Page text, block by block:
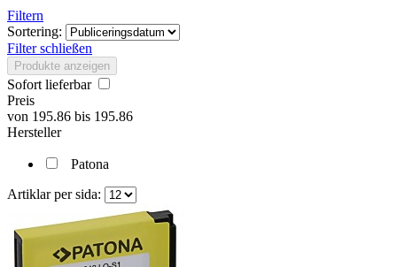
Filtern
Sortering:
Filter schließen
Produkte anzeigen
Sofort lieferbar
Preis
von 195.86 bis 195.86
Hersteller
Patona
Artiklar per sida: